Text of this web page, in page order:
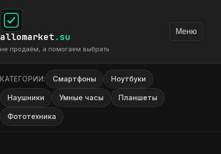
allomarket .su
не продаём, а помогаем выбрать
Меню
КАТЕГОРИИ: Смартфоны Ноутбуки
Наушники Умные часы Планшеты
Фототехника